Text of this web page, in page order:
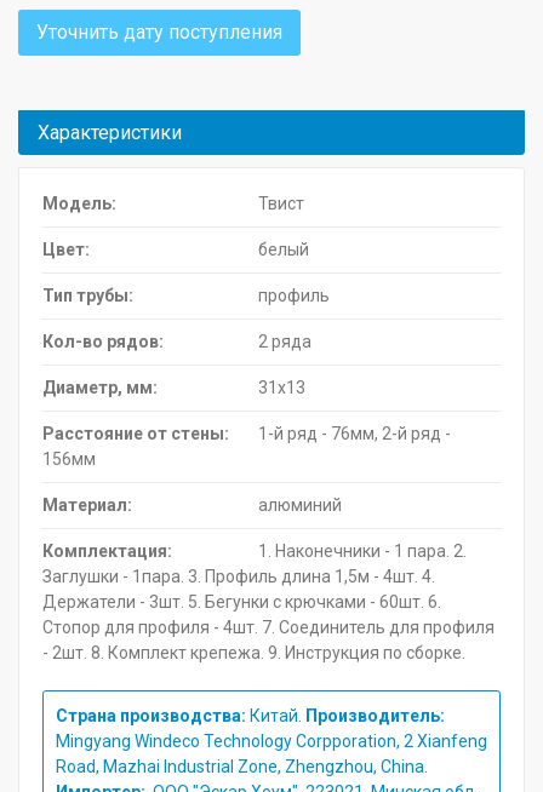
Уточнить дату поступления
Характеристики
Модель: Твист
Цвет: белый
Тип трубы: профиль
Кол-во рядов: 2 ряда
Диаметр, мм: 31х13
Расстояние от стены:
1-й ряд - 76мм, 2-й ряд -
156мм
Материал: алюминий
Комплектация:
1. Наконечники - 1 пара. 2.
Заглушки - 1пара. 3. Профиль длина 1,5м - 4шт. 4.
Держатели - 3шт. 5. Бегунки с крючками - 60шт. 6.
Стопор для профиля - 4шт. 7. Соединитель для профиля
- 2шт. 8. Комплект крепежа. 9. Инструкция по сборке.
Страна производства: Китай.
Производитель:
Mingyang Windeco Technology Corpporation, 2 Xianfeng
Road, Mazhai Industrial Zone, Zhengzhou, China.